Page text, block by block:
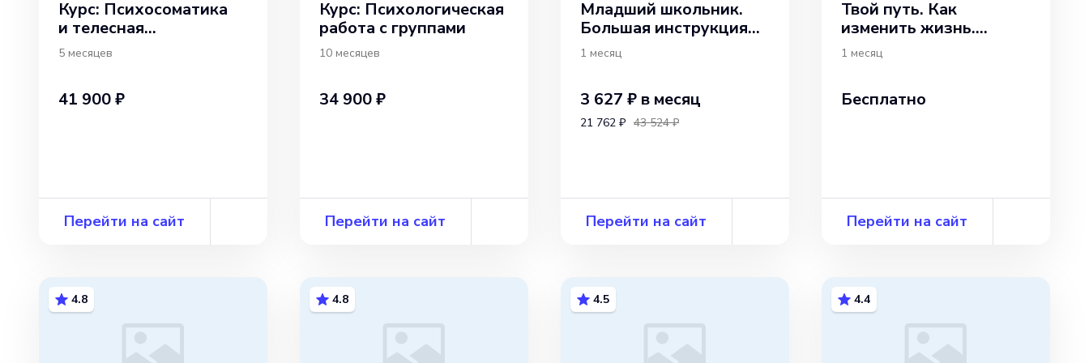
Курс: Психосоматика
и телесная
психотерапия: теория,
практика
5 месяцев
41 900 ₽
Перейти на сайт
Курс: Психологическая
работа с группами
10 месяцев
34 900 ₽
Перейти на сайт
Младший школьник.
Большая инструкция
для родителей
1 месяц
3 627 ₽ в месяц
21 762 ₽ 43 524 ₽
Перейти на сайт
Твой путь. Как
изменить жизнь.
Бесплатный курс
1 месяц
Бесплатно
Перейти на сайт
4.8 4.8 4.5 4.4